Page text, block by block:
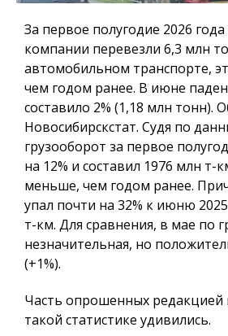
За первое полугодие 2026
компании перевезли 6,3 млн
автомобильном транспорте,
чем годом ранее. В июне
составило 2% (1,18 млн тонн).
Новосибирскстат. Судя по
грузооборот за первое
на 12% и составил 1976 млн т-
меньше, чем годом ранее.
упал почти на 32% к июню
т-км. Для сравнения, в мае по
незначительная, но
(+1%).
Часть опрошенных редакцией
такой статистике удивились.